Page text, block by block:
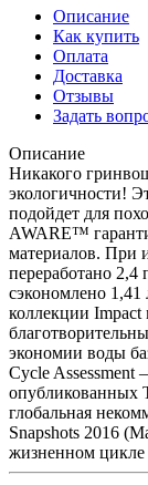
Описание
Как купить
Оплата
Доставка
Отзывы
Задать
Описание
Никакого
экологичности!
подойдет для
AWARE™
материалов. При
переработано
сэкономлено
коллекции
экономии воды
Cycle
опубликованных
глобальная
Snapshots 2016
жизненном цикле